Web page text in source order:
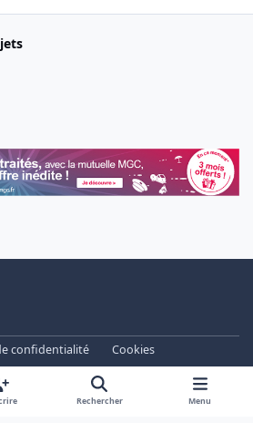
confidentialité
Cookies
- Forum Libre depuis 2003
by
Invision Community
Rechercher Menu